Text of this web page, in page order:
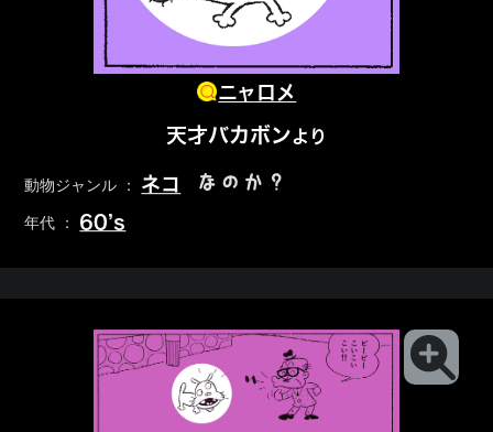
ニャロメ
天才バカボンより
動物ジャンル ： ネコ なのか？
年代 ： 60’s